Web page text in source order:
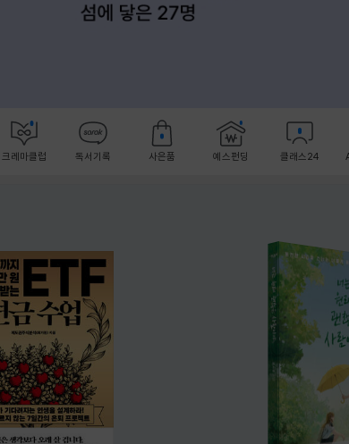
크레마클럽 독서기록 사은품 예스펀딩 클래스24